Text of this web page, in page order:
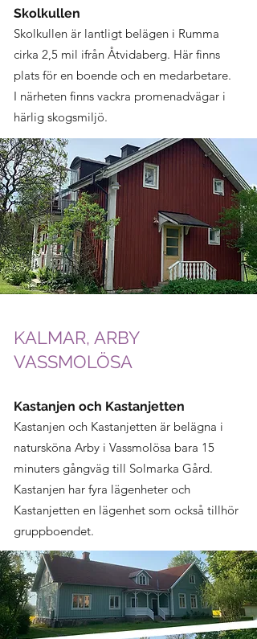
Skolkullen
Skolkullen är lantligt belägen i Rumma
cirka 2,5 mil ifrån Åtvidaberg. Här finns
plats för en boende och en medarbetare.
I närheten finns vackra promenadvägar i
härlig skogsmiljö.
KALMAR, ARBY
VASSMOLÖSA
Kastanjen och Kastanjetten
Kastanjen och Kastanjetten är belägna i
natursköna Arby i Vassmolösa bara 15
minuters gångväg till Solmarka Gård.
Kastanjen har fyra lägenheter och
Kastanjetten en lägenhet som också tillhör
gruppboendet.